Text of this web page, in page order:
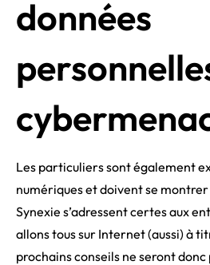
données
Les particuliers sont également
numériques et doivent se
Synexie s’adressent certes aux
allons tous sur Internet (aussi) à
prochains conseils ne seront donc